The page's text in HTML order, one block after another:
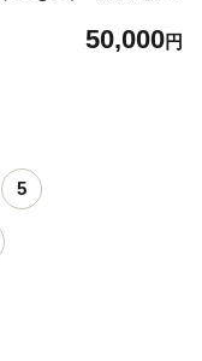
ゃぶしゃぶ 牛ロース
50,000円
5